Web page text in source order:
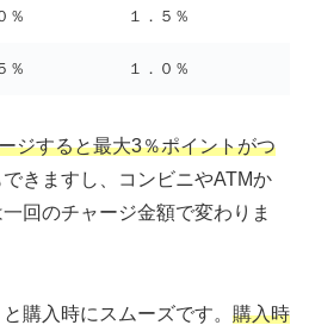
％ １．５％
％ １．０％
ジすると最大3％ポイントがつ
きますし、コンビニやATMか
回のチャージ金額で変わりま
購入時にスムーズです。 購入時